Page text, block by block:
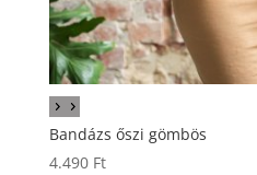
Bandázs őszi gömbös
4.490 Ft